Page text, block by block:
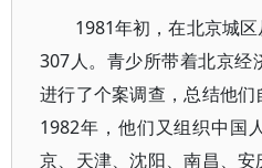
1981年初，在北京城
307人。青少所带着北京经
进行了个案调查，总结他们
1982年，他们又组织中国
京、天津、沈阳、南昌、